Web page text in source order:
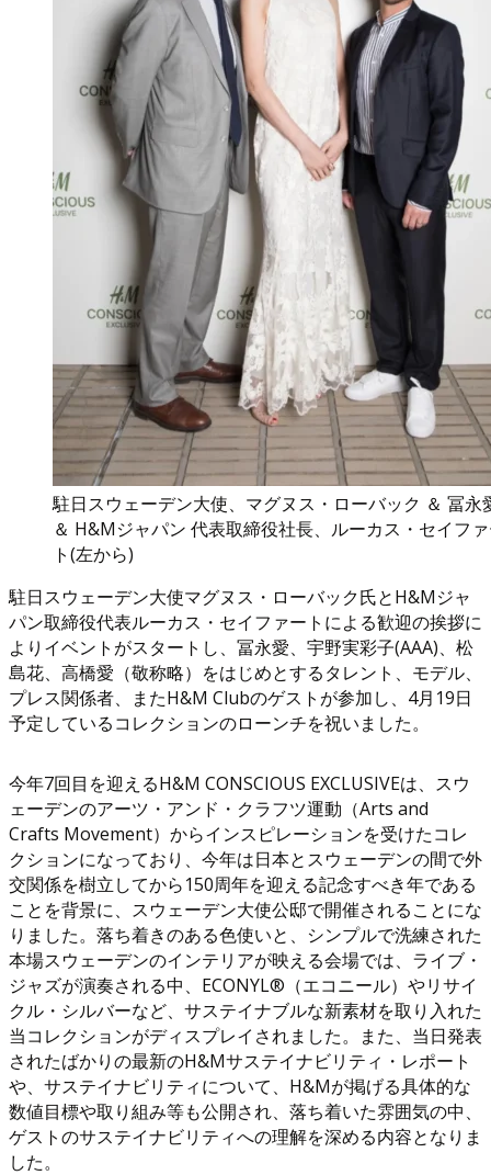
駐日スウェーデン大使、マグヌス・ローバック ＆ 冨永
＆ H&Mジャパン 代表取締役社長、ルーカス・セイフ
ト(左から)
駐日スウェーデン大使マグヌス・ローバック氏とH&Mジャ
パン取締役代表ルーカス・セイファートによる歓迎の挨拶に
よりイベントがスタートし、冨永愛、宇野実彩子(AAA)、松
島花、高橋愛（敬称略）をはじめとするタレント、モデル、
プレス関係者、またH&M Clubのゲストが参加し、4月19日
予定しているコレクションのローンチを祝いました。
今年7回目を迎えるH&M CONSCIOUS EXCLUSIVEは、スウ
ェーデンのアーツ・アンド・クラフツ運動（Arts and
Crafts Movement）からインスピレーションを受けたコレ
クションになっており、今年は日本とスウェーデンの間で外
交関係を樹立してから150周年を迎える記念すべき年である
ことを背景に、スウェーデン大使公邸で開催されることにな
りました。落ち着きのある色使いと、シンプルで洗練された
本場スウェーデンのインテリアが映える会場では、ライブ・
ジャズが演奏される中、ECONYL®（エコニール）やリサイ
クル・シルバーなど、サステイナブルな新素材を取り入れた
当コレクションがディスプレイされました。また、当日発表
されたばかりの最新のH&Mサステイナビリティ・レポート
や、サステイナビリティについて、H&Mが掲げる具体的な
数値目標や取り組み等も公開され、落ち着いた雰囲気の中、
ゲストのサステイナビリティへの理解を深める内容となりま
した。